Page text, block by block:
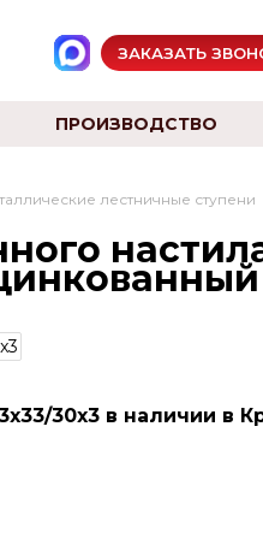
ЗАКАЗАТЬ
ПРОИЗВОДСТВО
лестничные ступени
30x3 в наличии в